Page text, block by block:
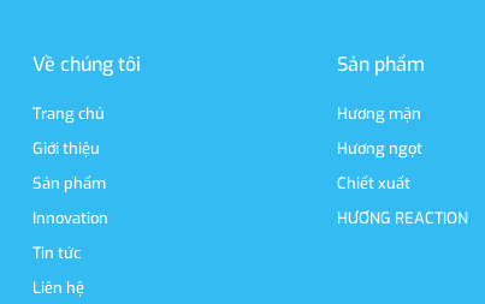
Về chúng tôi
Trang chủ
Giới thiệu
Sản phẩm
Innovation
Tin tức
Liên hệ
Sản phẩm
Hương mặn
Hương ngọt
Chiết xuất
HƯƠNG REACTION